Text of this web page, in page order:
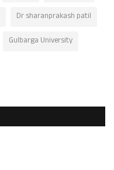
Dr sharanprakash patil
Gulbarga University